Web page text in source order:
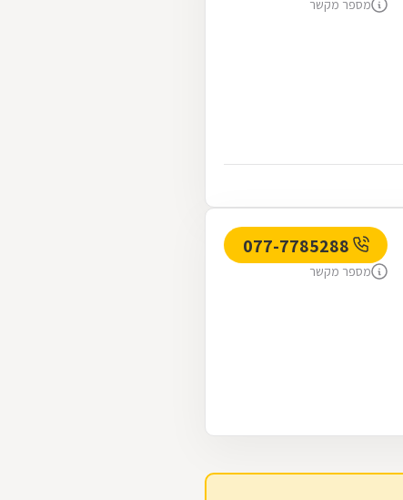
מספר מקשר
מספר מקשר